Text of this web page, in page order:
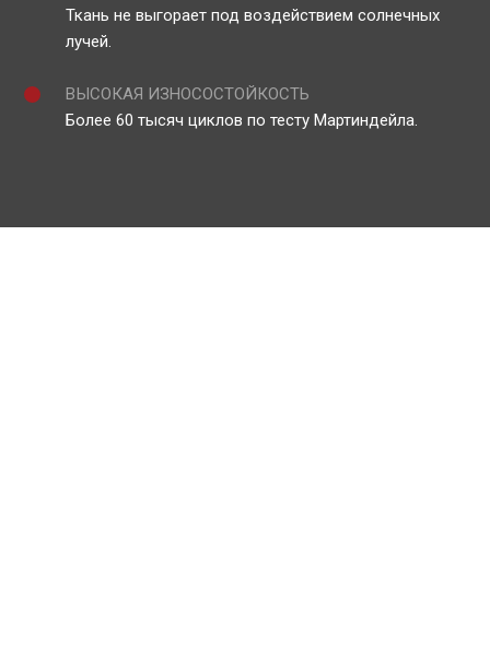
Ткань не выгорает под воздействием солнечных
лучей.
ВЫСОКАЯ ИЗНОСОСТОЙКОСТЬ
Более 60 тысяч циклов по тесту Мартиндейла.